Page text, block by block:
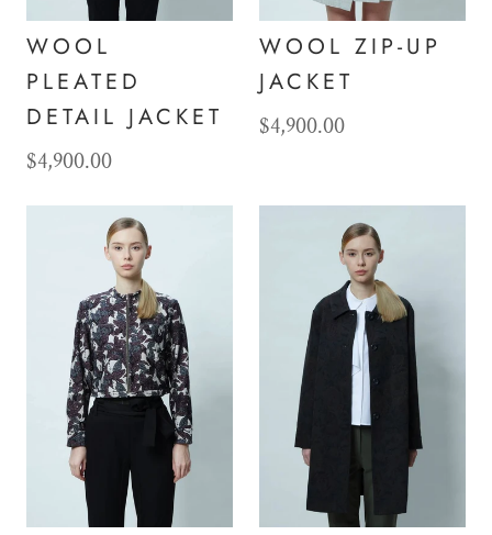
WOOL
PLEATED
DETAIL JACKET
$4,900.00
WOOL ZIP-UP
JACKET
$4,900.00